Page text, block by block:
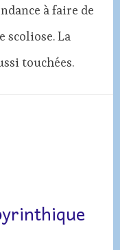
à faire de
scoliose. La
touchées.